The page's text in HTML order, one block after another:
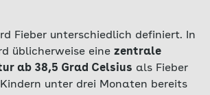
Fieber unterschiedlich definiert. In
üblicherweise eine zentrale
ab 38,5 Grad Celsius als Fieber
unter drei Monaten bereits